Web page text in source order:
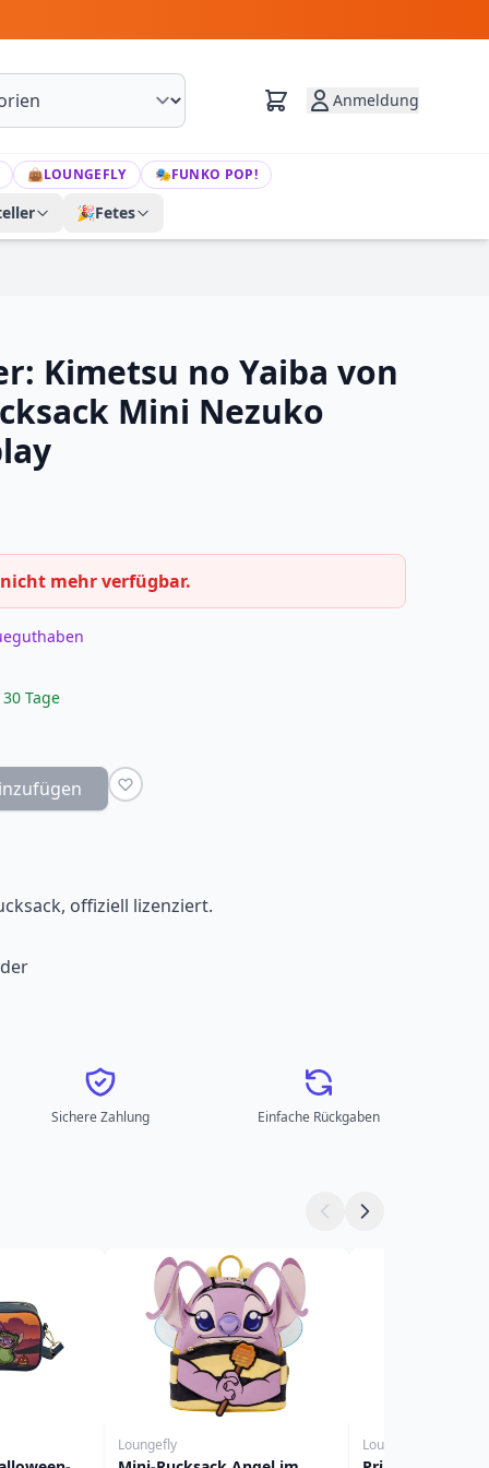
Anmeldung
👜LOUNGEFLY 🎭FUNKO POP!
🎉Fetes
Kimetsu no Yaiba von
Mini Nezuko
mehr verfügbar.
Tage
offiziell lizenziert.
Sichere Zahlung Einfache Rückgaben
Loungefly Loungefly